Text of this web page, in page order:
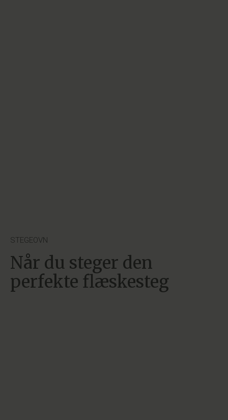
STEGEOVN
Når du steger den
perfekte flæskesteg